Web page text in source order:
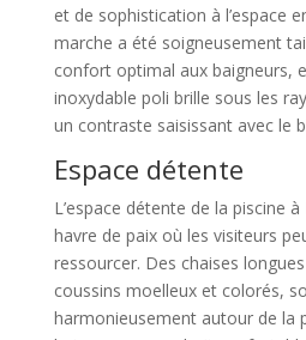
et de sophistication à l’espace
marche a été soigneusement
confort optimal aux baigneurs,
inoxydable poli brille sous les
un contraste saisissant avec le
Espace détente
L’espace détente de la piscine
havre de paix où les visiteurs
ressourcer. Des chaises
coussins moelleux et colorés,
harmonieusement autour de la